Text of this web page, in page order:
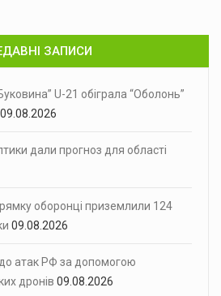
ЗАПИСИ
U-21 обіграла “Оболонь”
09.08.2026
дали прогноз для області
оборонці приземлили 124
09.08.2026
до атак РФ за допомогою
дронів 09.08.2026